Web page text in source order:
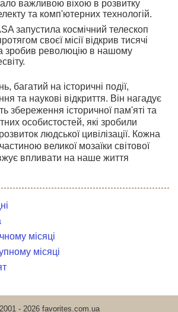
важливою віхою в розвитку
та комп'ютерних технологій.
запустила космічний телескоп
своєї місії відкрив тисячі
зробив революцію в нашому
багатий на історичні події,
та наукові відкриття. Він нагадує
збереження історичної пам'яті та
особистостей, які зробили
людської цивілізації. Кожна
великої мозаїки світової
впливати на наше життя
місяці
місяці
- 2026 favorites.com.ua